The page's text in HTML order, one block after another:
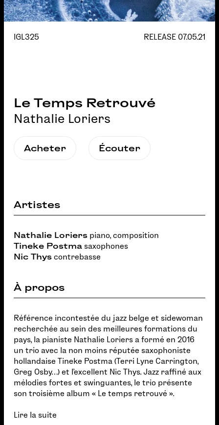
IGL325 RELEASE 07.05.21
Le Temps Retrouvé
Nathalie Loriers
Acheter Écouter
Artistes
Nathalie Loriers piano, composition
Tineke Postma saxophones
Nic Thys contrebasse
À propos
Référence incontestée du jazz belge et sidewoman
recherchée au sein des meilleures formations du
pays, la pianiste Nathalie Loriers a formé en 2016
un trio avec la non moins réputée saxophoniste
hollandaise Tineke Postma (Terri Lyne Carrington,
Greg Osby…) et l’excellent Nic Thys. Jazz raffiné aux
mélodies fortes et swinguantes, le trio présente
son troisième album « Le temps retrouvé ».
Lire la suite